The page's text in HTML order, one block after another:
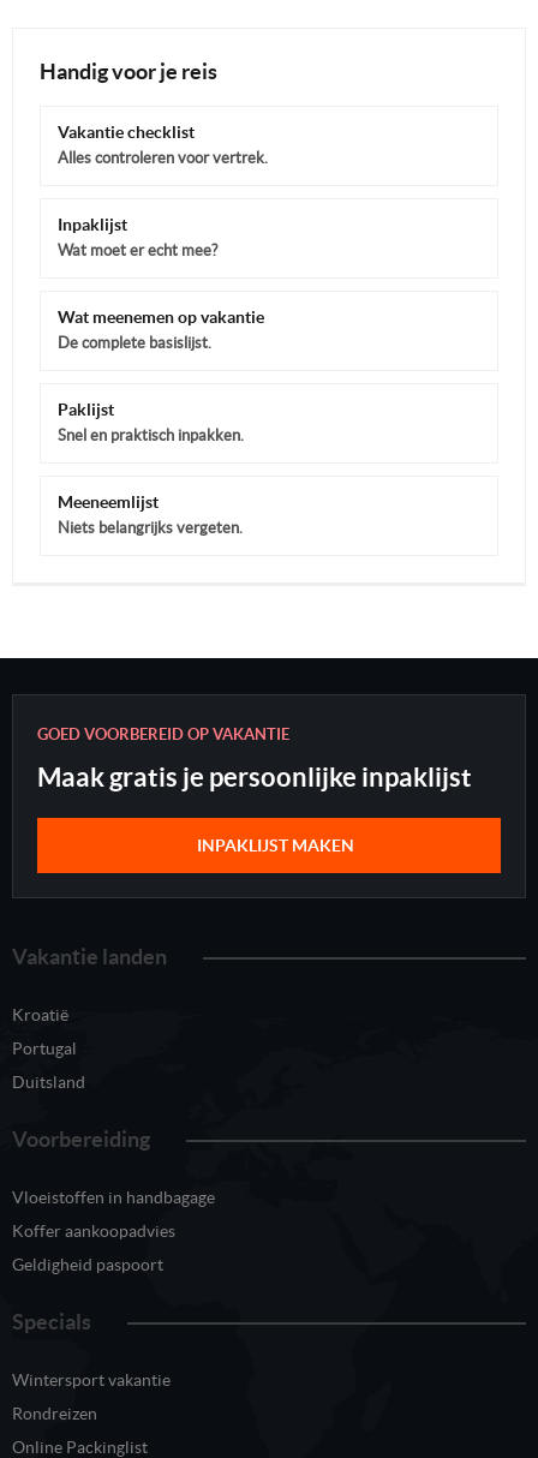
Handig voor je reis
Vakantie checklist
Alles controleren voor vertrek.
Inpaklijst
Wat moet er echt mee?
Wat meenemen op vakantie
De complete basislijst.
Paklijst
Snel en praktisch inpakken.
Meeneemlijst
Niets belangrijks vergeten.
GOED VOORBEREID OP VAKANTIE
Maak gratis je persoonlijke inpaklijst
INPAKLIJST MAKEN
Vakantie landen
Kroatië
Portugal
Duitsland
Voorbereiding
Vloeistoffen in handbagage
Koffer aankoopadvies
Geldigheid paspoort
Specials
Wintersport vakantie
Rondreizen
Online Packinglist